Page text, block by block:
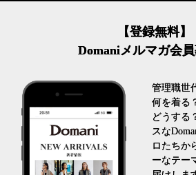
【登録無料】
Domaniメルマガ会
管理職世
何を着る
どうする
スな
ロたちか
ーなテー